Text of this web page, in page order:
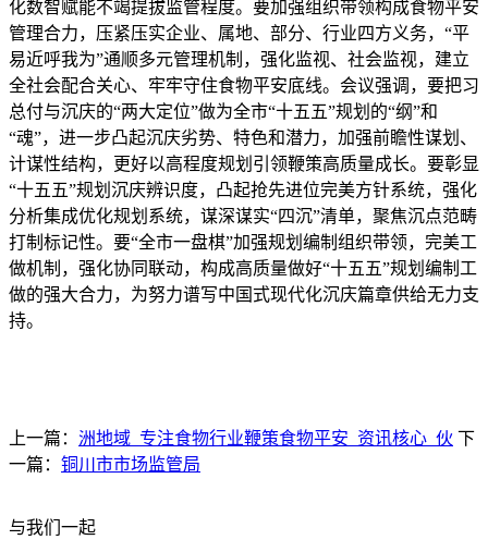
化数智赋能不竭提拔监管程度。要加强组织带领构成食物平安
管理合力，压紧压实企业、属地、部分、行业四方义务，“平
易近呼我为”通顺多元管理机制，强化监视、社会监视，建立
全社会配合关心、牢牢守住食物平安底线。会议强调，要把习
总付与沉庆的“两大定位”做为全市“十五五”规划的“纲”和
“魂”，进一步凸起沉庆劣势、特色和潜力，加强前瞻性谋划、
计谋性结构，更好以高程度规划引领鞭策高质量成长。要彰显
“十五五”规划沉庆辨识度，凸起抢先进位完美方针系统，强化
分析集成优化规划系统，谋深谋实“四沉”清单，聚焦沉点范畴
打制标记性。要“全市一盘棋”加强规划编制组织带领，完美工
做机制，强化协同联动，构成高质量做好“十五五”规划编制工
做的强大合力，为努力谱写中国式现代化沉庆篇章供给无力支
持。
上一篇： 洲地域_专注食物行业鞭策食物平安_资讯核心_伙 下
一篇： 铜川市市场监管局
与我们一起